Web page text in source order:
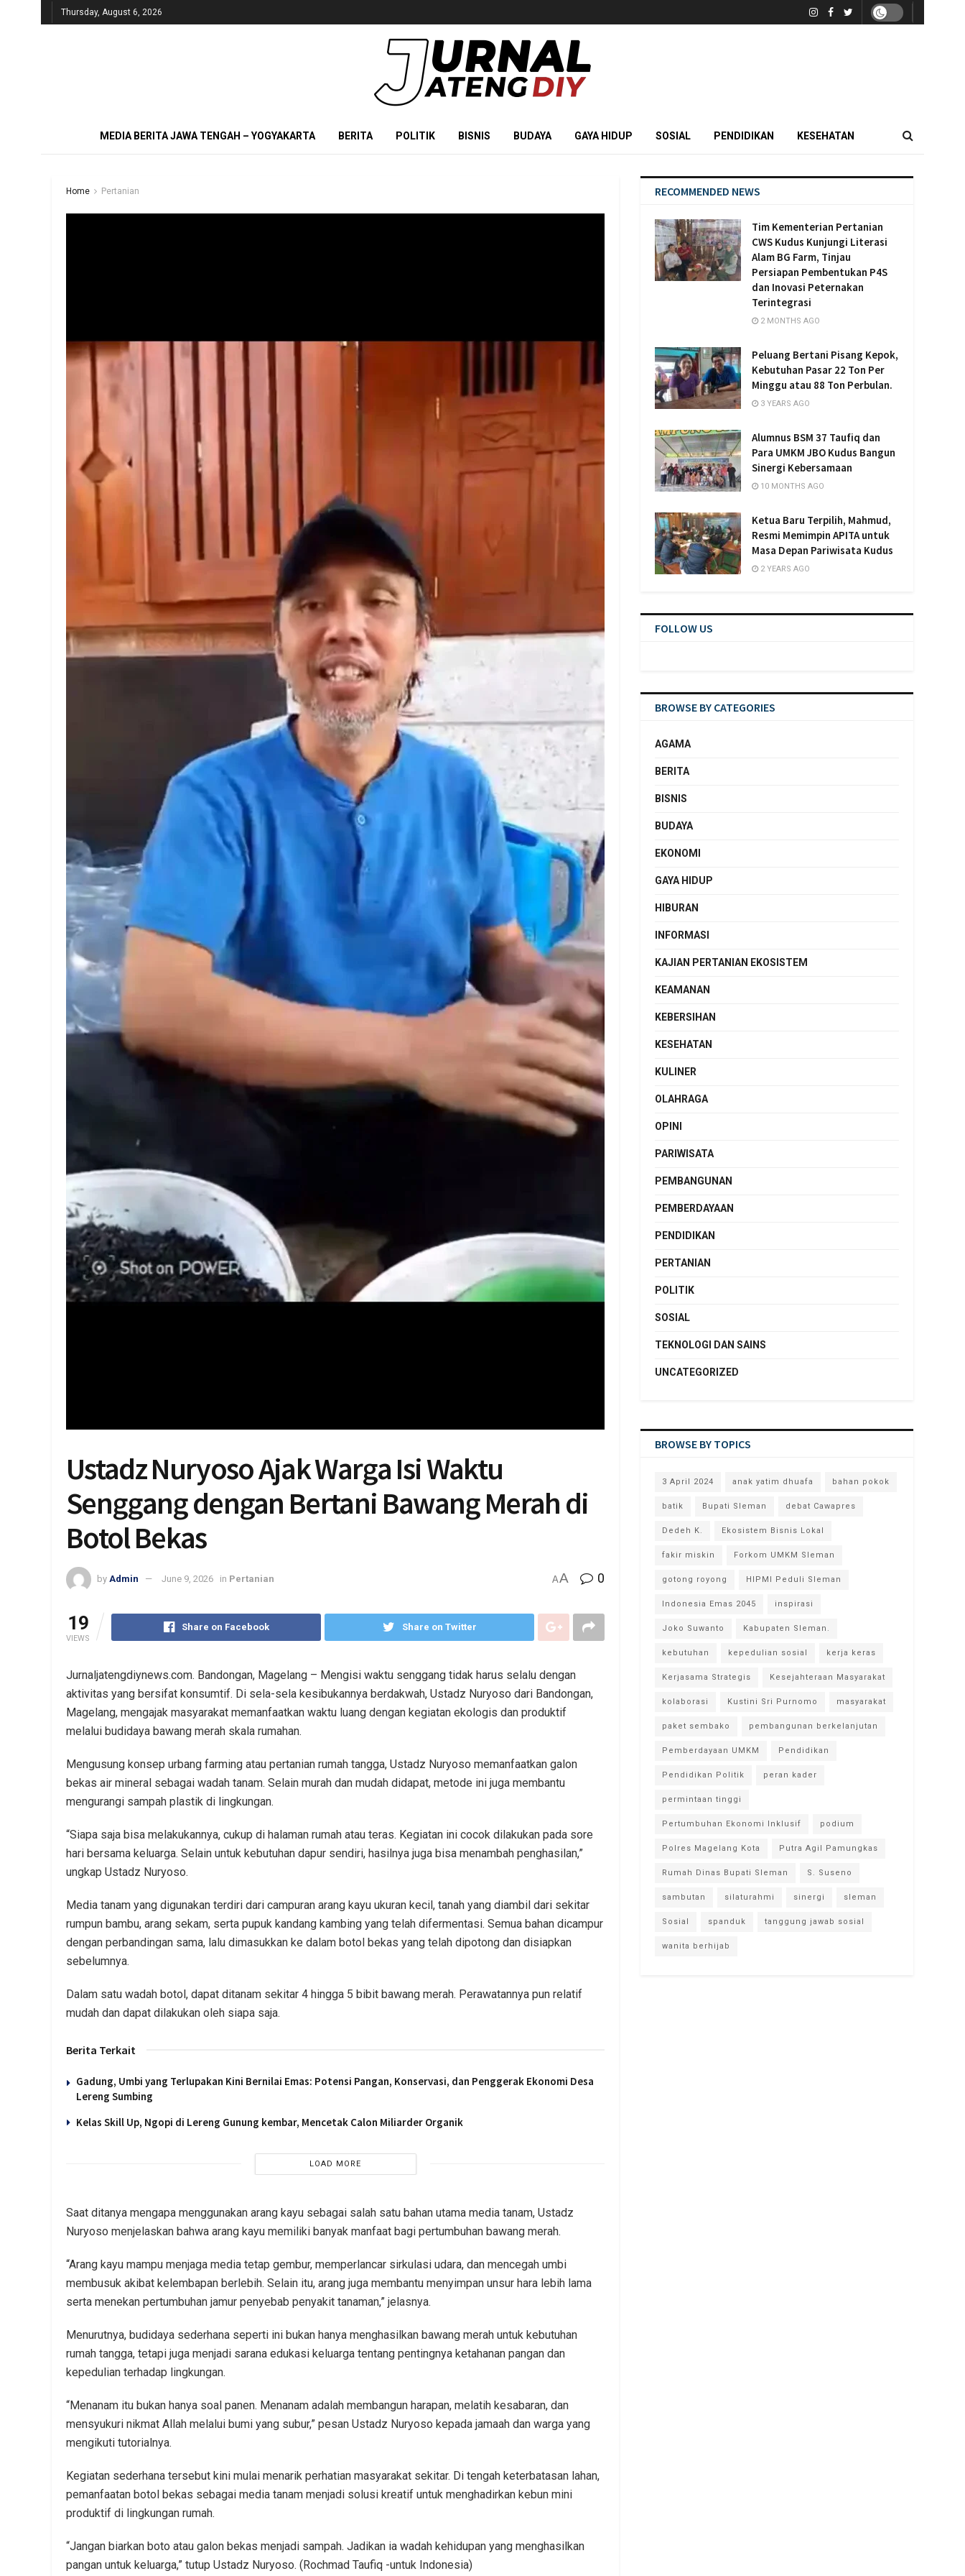
Thursday, August 6, 2026
MEDIA BERITA JAWA TENGAH – YOGYAKARTA BERITA POLITIK BISNIS BUDAYA GAYA HIDUP SOSIAL PENDIDIKAN KESEHATAN
Home Pertanian
Ustadz Nuryoso Ajak Warga Isi Waktu
Senggang dengan Bertani Bawang Merah di
Botol Bekas
by Admin June 9, 2026 in Pertanian AA 0
19
VIEWS
Share on Facebook Share on Twitter
Jurnaljatengdiynews.com. Bandongan, Magelang – Mengisi waktu senggang tidak harus selalu dengan
aktivitas yang bersifat konsumtif. Di sela-sela kesibukannya berdakwah, Ustadz Nuryoso dari Bandongan,
Magelang, mengajak masyarakat memanfaatkan waktu luang dengan kegiatan ekologis dan produktif
melalui budidaya bawang merah skala rumahan.
Mengusung konsep urbang farming atau pertanian rumah tangga, Ustadz Nuryoso memanfaatkan galon
bekas air mineral sebagai wadah tanam. Selain murah dan mudah didapat, metode ini juga membantu
mengurangi sampah plastik di lingkungan.
“Siapa saja bisa melakukannya, cukup di halaman rumah atau teras. Kegiatan ini cocok dilakukan pada sore
hari bersama keluarga. Selain untuk kebutuhan dapur sendiri, hasilnya juga bisa menambah penghasilan,”
ungkap Ustadz Nuryoso.
Media tanam yang digunakan terdiri dari campuran arang kayu ukuran kecil, tanah yang diambil dari sekitar
rumpun bambu, arang sekam, serta pupuk kandang kambing yang telah difermentasi. Semua bahan dicampur
dengan perbandingan sama, lalu dimasukkan ke dalam botol bekas yang telah dipotong dan disiapkan
sebelumnya.
Dalam satu wadah botol, dapat ditanam sekitar 4 hingga 5 bibit bawang merah. Perawatannya pun relatif
mudah dan dapat dilakukan oleh siapa saja.
Berita Terkait
Gadung, Umbi yang Terlupakan Kini Bernilai Emas: Potensi Pangan, Konservasi, dan Penggerak Ekonomi Desa
Lereng Sumbing
Kelas Skill Up, Ngopi di Lereng Gunung kembar, Mencetak Calon Miliarder Organik
LOAD MORE
Saat ditanya mengapa menggunakan arang kayu sebagai salah satu bahan utama media tanam, Ustadz
Nuryoso menjelaskan bahwa arang kayu memiliki banyak manfaat bagi pertumbuhan bawang merah.
“Arang kayu mampu menjaga media tetap gembur, memperlancar sirkulasi udara, dan mencegah umbi
membusuk akibat kelembapan berlebih. Selain itu, arang juga membantu menyimpan unsur hara lebih lama
serta menekan pertumbuhan jamur penyebab penyakit tanaman,” jelasnya.
Menurutnya, budidaya sederhana seperti ini bukan hanya menghasilkan bawang merah untuk kebutuhan
rumah tangga, tetapi juga menjadi sarana edukasi keluarga tentang pentingnya ketahanan pangan dan
kepedulian terhadap lingkungan.
“Menanam itu bukan hanya soal panen. Menanam adalah membangun harapan, melatih kesabaran, dan
mensyukuri nikmat Allah melalui bumi yang subur,” pesan Ustadz Nuryoso kepada jamaah dan warga yang
mengikuti tutorialnya.
Kegiatan sederhana tersebut kini mulai menarik perhatian masyarakat sekitar. Di tengah keterbatasan lahan,
pemanfaatan botol bekas sebagai media tanam menjadi solusi kreatif untuk menghadirkan kebun mini
produktif di lingkungan rumah.
“Jangan biarkan boto atau galon bekas menjadi sampah. Jadikan ia wadah kehidupan yang menghasilkan
pangan untuk keluarga,” tutup Ustadz Nuryoso. (Rochmad Taufiq -untuk Indonesia)
RECOMMENDED NEWS
Tim Kementerian Pertanian
CWS Kudus Kunjungi Literasi
Alam BG Farm, Tinjau
Persiapan Pembentukan P4S
dan Inovasi Peternakan
Terintegrasi
2 MONTHS AGO
Peluang Bertani Pisang Kepok,
Kebutuhan Pasar 22 Ton Per
Minggu atau 88 Ton Perbulan.
3 YEARS AGO
Alumnus BSM 37 Taufiq dan
Para UMKM JBO Kudus Bangun
Sinergi Kebersamaan
10 MONTHS AGO
Ketua Baru Terpilih, Mahmud,
Resmi Memimpin APITA untuk
Masa Depan Pariwisata Kudus
2 YEARS AGO
FOLLOW US
BROWSE BY CATEGORIES
AGAMA
BERITA
BISNIS
BUDAYA
EKONOMI
GAYA HIDUP
HIBURAN
INFORMASI
KAJIAN PERTANIAN EKOSISTEM
KEAMANAN
KEBERSIHAN
KESEHATAN
KULINER
OLAHRAGA
OPINI
PARIWISATA
PEMBANGUNAN
PEMBERDAYAAN
PENDIDIKAN
PERTANIAN
POLITIK
SOSIAL
TEKNOLOGI DAN SAINS
UNCATEGORIZED
BROWSE BY TOPICS
3 April 2024 anak yatim dhuafa bahan pokok
batik Bupati Sleman debat Cawapres
Dedeh K. Ekosistem Bisnis Lokal
fakir miskin Forkom UMKM Sleman
gotong royong HIPMI Peduli Sleman
Indonesia Emas 2045 inspirasi
Joko Suwanto Kabupaten Sleman.
kebutuhan kepedulian sosial kerja keras
Kerjasama Strategis Kesejahteraan Masyarakat
kolaborasi Kustini Sri Purnomo masyarakat
paket sembako pembangunan berkelanjutan
Pemberdayaan UMKM Pendidikan
Pendidikan Politik peran kader
permintaan tinggi
Pertumbuhan Ekonomi Inklusif podium
Polres Magelang Kota Putra Agil Pamungkas
Rumah Dinas Bupati Sleman S. Suseno
sambutan silaturahmi sinergi sleman
Sosial spanduk tanggung jawab sosial
wanita berhijab